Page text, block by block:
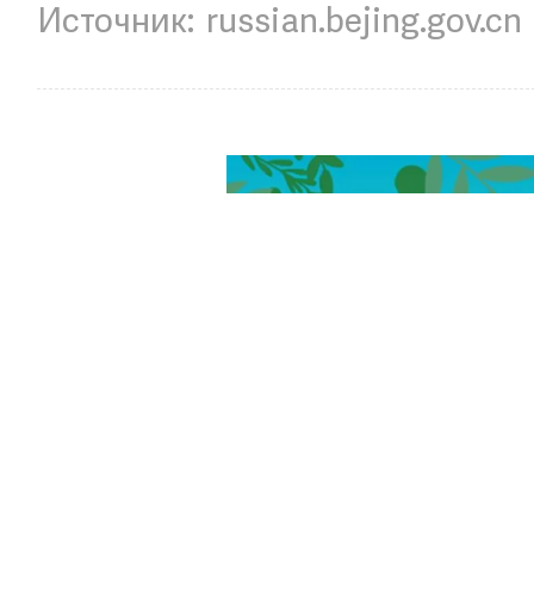
russian.bejing.gov.cn